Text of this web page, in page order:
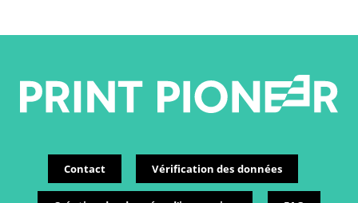
Contact Vérification des données